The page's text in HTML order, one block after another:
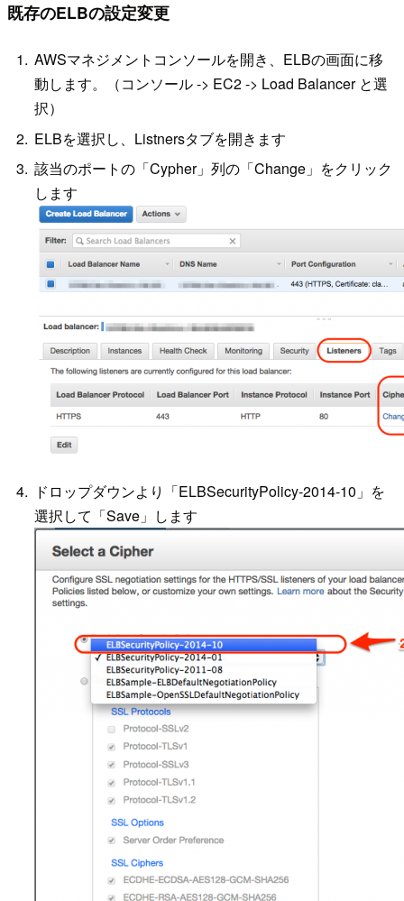
既存のELBの設定変更
AWSマネジメントコンソールを開き、ELBの画面に移
動します。（コンソール -> EC2 -> Load Balancer と選
択）
ELBを選択し、Listnersタブを開きます
該当のポートの「Cypher」列の「Change」をクリック
します
ドロップダウンより「ELBSecurityPolicy-2014-10」を
選択して「Save」します